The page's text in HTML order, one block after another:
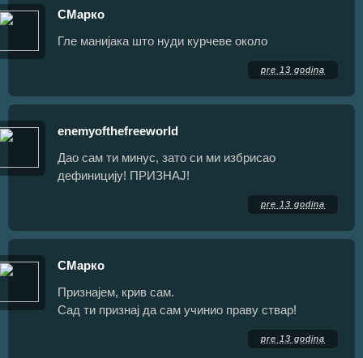
СМарко
Гле манијака што нуди курчеве около
pre 13 godina
enemyofthefreeworld
Дао сам ти минус, зато си ми избрисао
дефиницију! ПРИЗНАЈ!
pre 13 godina
СМарко
Признајем, крив сам.
Сад ти признај да сам учинио праву ствар!
pre 13 godina